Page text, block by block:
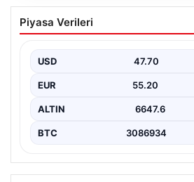
AKP’li isimden skandal
sorunundan gençleri
Sorunu ve Gençlerin Sorumluluğu
"content":…
Piyasa Verileri
USD 47.70
EUR 55.20
ALTIN 6647.6
BTC 3086934